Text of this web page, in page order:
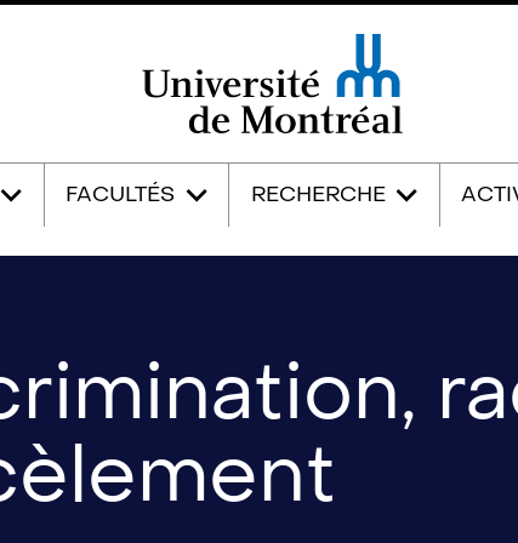
FACULTÉS RECHERCHE